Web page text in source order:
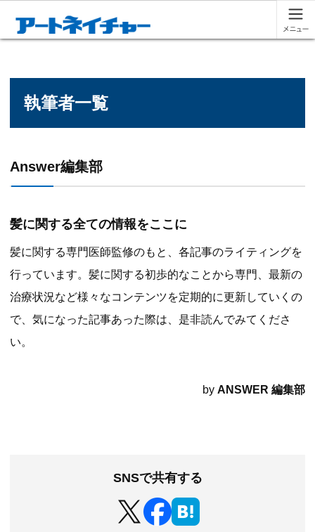
執筆者一覧
Answer編集部
髪に関する全ての情報をここに
髪に関する専門医師監修のもと、各記事のライティングを
行っています。髪に関する初歩的なことから専門、最新の
治療状況など様々なコンテンツを定期的に更新していくの
で、気になった記事あった際は、是非読んでみてくださ
い。
by ANSWER 編集部
SNSで共有する